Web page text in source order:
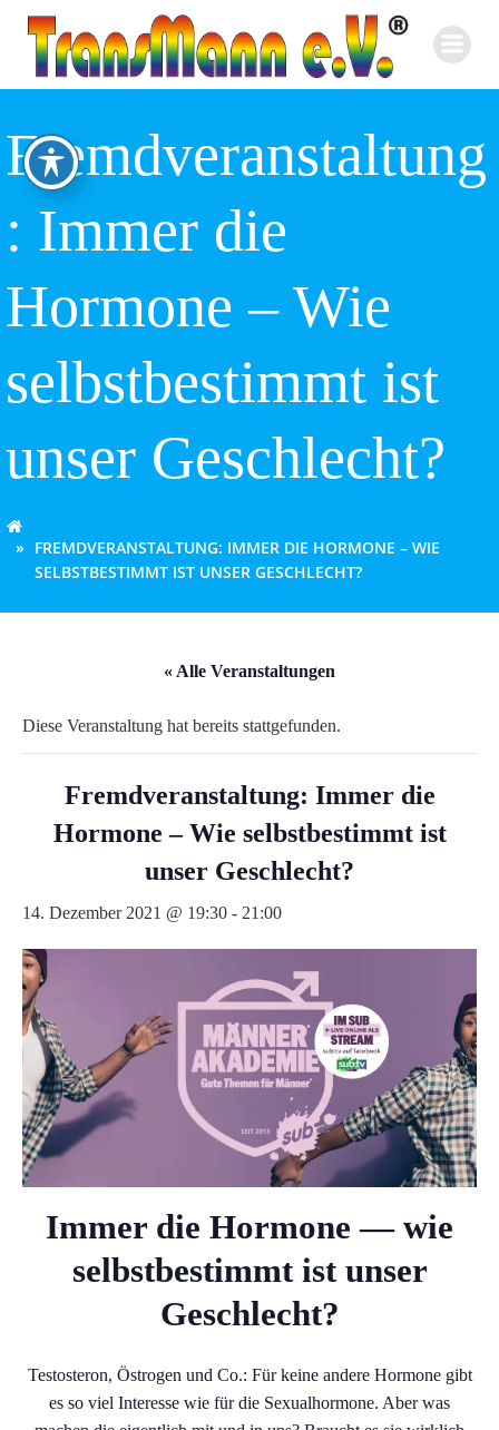
Inhalt
springen
Fremdveranstaltung
: Immer die
Hormone – Wie
selbstbestimmt ist
unser Geschlecht?
FREMDVERANSTALTUNG: IMMER DIE HORMONE – WIE
SELBSTBESTIMMT IST UNSER GESCHLECHT?
« Alle Veranstaltungen
Diese Veranstaltung hat bereits stattgefunden.
Fremdveranstaltung: Immer die
Hormone – Wie selbstbestimmt ist
unser Geschlecht?
14. Dezember 2021 @ 19:30 - 21:00
Immer die Hormone — wie
selbstbestimmt ist unser
Geschlecht?
Testosteron, Östrogen und Co.: Für keine andere Hormone gibt
es so viel Interesse wie für die Sexualhormone. Aber was